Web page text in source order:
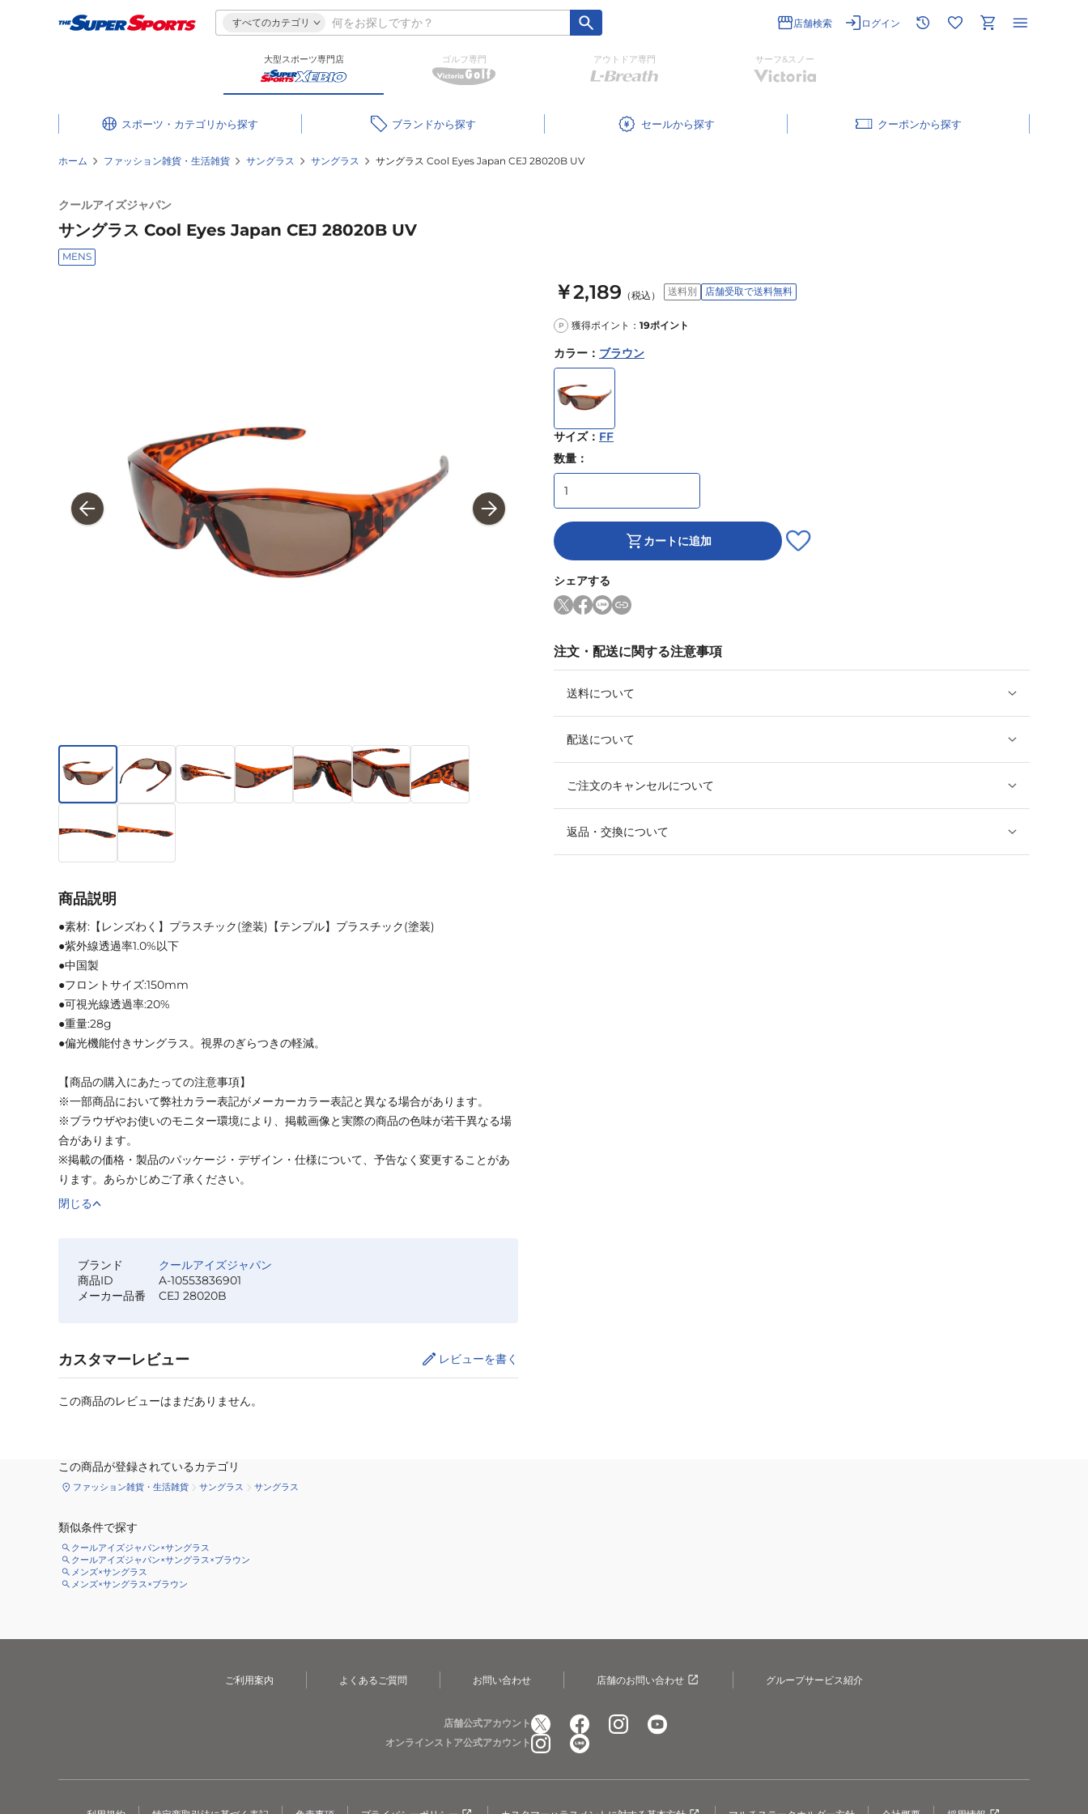
すべてのカテゴリ 店舗検索 ログイン
大型スポーツ専門店 ゴルフ専門 アウトドア専門 サーフ&スノー
スポーツ・カテゴリ ブランド セール クーポン
ホーム ファッション雑貨・生活雑貨 サングラス サングラス サングラス Cool Eyes Japan CEJ 28020B UV
クールアイズジャパン
サングラス Cool Eyes Japan CEJ 28020B UV
MENS
￥2,189 （税込） 送料別 店舗受取で送料無料
P 獲得ポイント： 19ポイント
カラー ： ブラウン
サイズ： FF
数量：
カートに追加
シェアする
注文・配送に関する注意事項
送料について
配送について
ご注文のキャンセルについて
返品・交換について
商品説明
●素材:【レンズわく】プラスチック(塗装)【テンプル】プラスチック(塗装)
●紫外線透過率1.0%以下
●中国製
●フロントサイズ:150mm
●可視光線透過率:20%
●重量:28g
●偏光機能付きサングラス。視界のぎらつきの軽減。
【商品の購入にあたっての注意事項】
※一部商品において弊社カラー表記がメーカーカラー表記と異なる場合があります。
※ブラウザやお使いのモニター環境により、掲載画像と実際の商品の色味が若干異なる場
合があります。
※掲載の価格・製品のパッケージ・デザイン・仕様について、予告なく変更することがあ
ります。あらかじめご了承ください。
閉じる
ブランド
クールアイズジャパン
商品ID
A-10553836901
メーカー品番
CEJ 28020B
カスタマーレビュー レビューを書く
この商品のレビューはまだありません。
この商品が登録されているカテゴリ
ファッション雑貨・生活雑貨 サングラス サングラス
類似条件で探す
クールアイズジャパン×サングラス
クールアイズジャパン×サングラス×ブラウン
メンズ×サングラス
メンズ×サングラス×ブラウン
ご利用案内 よくあるご質問 お問い合わせ 店舗のお問い合わせ グループサービス紹介
店舗公式アカウント
オンラインストア公式アカウント